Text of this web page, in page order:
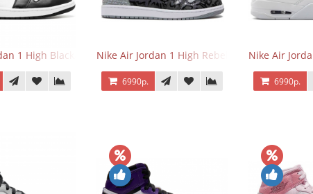
1 High Black/WhiteNike Air Jordan 1 High Rebellionaire
6990р.
Nike Air
6990р.